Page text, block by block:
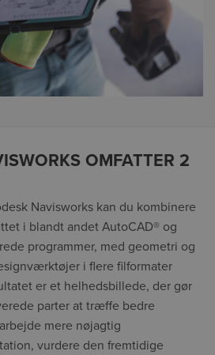
OMFATTER 2
Navisworks kan du kombinere
i blandt andet AutoCAD® og
programmer, med geometri og
i flere filformater
er et helhedsbillede, der gør
parter at træffe bedre
mere nøjagtig
vurdere den fremtidige